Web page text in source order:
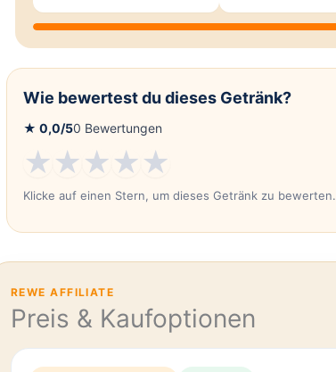
Wie bewertest du dieses Getränk?
★ 0,0/50 Bewertungen
★★★★★
Klicke auf einen Stern, um dieses Getränk zu bewerten.
REWE AFFILIATE
Preis & Kaufoptionen